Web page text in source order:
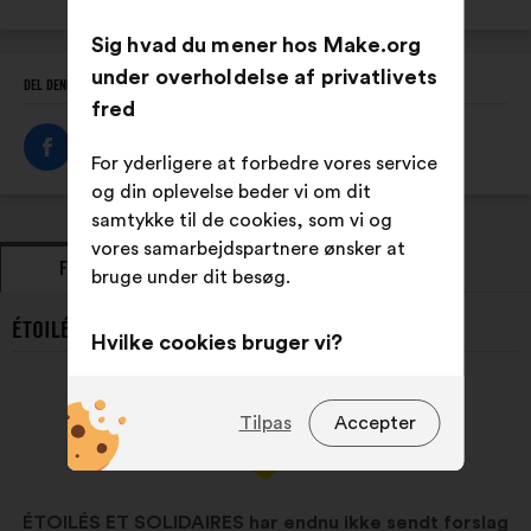
DEL DENNE PROFIL
FORSLAG HOLDNINGER
ÉTOILÉS ET SOLIDAIRES’S SENESTE FORSLAG:
ÉTOILÉS ET SOLIDAIRES har endnu ikke sendt forslag
Sig hvad du mener hos Make.org
under overholdelse af privatlivets
fred
For yderligere at forbedre vores service
og din oplevelse beder vi om dit
samtykke til de cookies, som vi og
vores samarbejdspartnere ønsker at
bruge under dit besøg.
Hvilke cookies bruger vi?
uundværlige for webstedets
der forbedrer brugeroplevelsen,
Accepter
Tilpas